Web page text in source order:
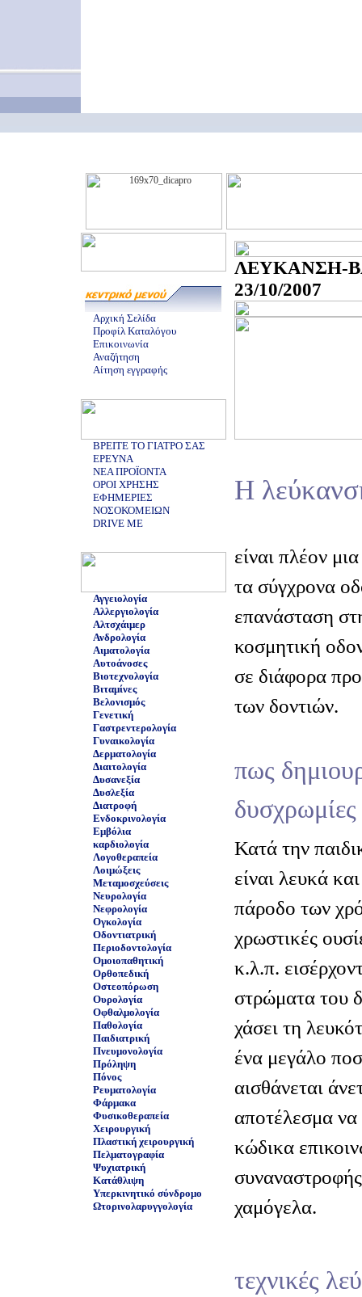
Αρχική Σελίδα
Προφίλ Καταλόγου
Επικοινωνία
Αναζήτηση
Αίτηση εγγραφής
ΒΡΕΙΤΕ ΤΟ ΓΙΑΤΡΟ ΣΑΣ
ΕΡΕΥΝΑ
ΝΕΑ ΠΡΟΪΟΝΤΑ
ΟΡΟΙ ΧΡΗΣΗΣ
ΕΦΗΜΕΡΙΕΣ
ΝΟΣΟΚΟΜΕΙΩΝ
DRIVE ME
Αγγειολογία
Αλλεργιολογία
Αλτσχάιμερ
Ανδρολογία
Αιματολογία
Αυτοάνοσες
Βιοτεχνολογία
Βιταμίνες
Βελονισμός
Γενετική
Γαστρεντερολογία
Γυναικολογία
Δερματολογία
Διαιτολογία
Δυσανεξία
Δυσλεξία
Διατροφή
Ενδοκρινολογία
Εμβόλια
καρδιολογία
Λογοθεραπεία
Λοιμώξεις
Μεταμοσχεύσεις
Νευρολογία
Νεφρολογία
Ογκολογία
Οδοντιατρική
Περιοδοντολογία
Ομοιοπαθητική
Ορθοπεδική
Οστεοπόρωση
Ουρολογία
Οφθαλμολογία
Παθολογία
Παιδιατρική
Πνευμονολογία
Πρόληψη
Πόνος
Ρευματολογία
Φάρμακα
Φυσικοθεραπεία
Χειρουργική
Πλαστική χειρουργική
Πελματογραφία
Ψυχιατρική
Κατάθλιψη
Υπερκινητικό σύνδρομο
Ωτορινολαρυγγολογία
ΛΕΥΚΑΝΣΗ-
23/10/2007
Η
είναι πλέον
τα σύγχρονα
επανάσταση
κοσμητική
σε διάφορα
των δοντιών.
πως
δυσχρωμίες
Κατά την
είναι λευκά
πάροδο των
χρωστικές
κ.λ.π.
στρώματα του
χάσει τη
ένα μεγάλο
αισθάνεται
αποτέλεσμα να
κώδικα
χαμόγελα.
τεχνικές